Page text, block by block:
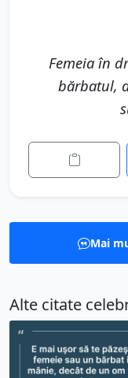
Femeia în
bărbatul,
Mai
Alte citate